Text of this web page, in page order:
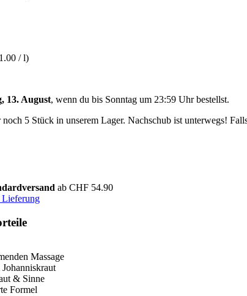
/ l)
13. August, wenn du bis Sonntag um 23:59 Uhrbestellst.
5 Stück in unserem Lager. Nachschub ist unterwegs!
ab CHF 54.90
Lieferung
Massage
& Sinne
Formel